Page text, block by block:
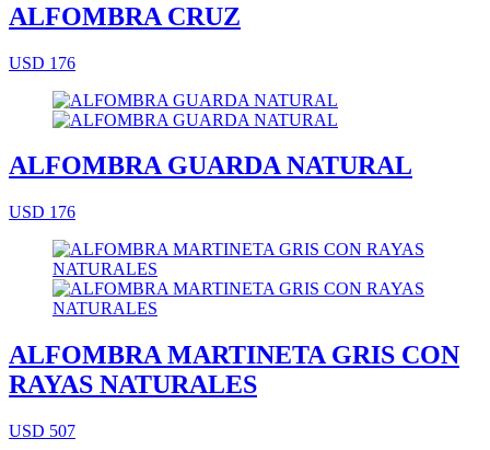
ALFOMBRA CRUZ
USD 176
ALFOMBRA GUARDA NATURAL
USD 176
ALFOMBRA MARTINETA GRIS CON
RAYAS NATURALES
USD 507